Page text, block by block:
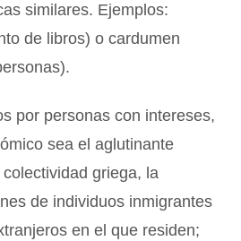
similares. Ejemplos:
de libros) o cardumen
por personas con intereses,
sea el aglutinante
griega, la
de individuos inmigrantes
en el que residen;